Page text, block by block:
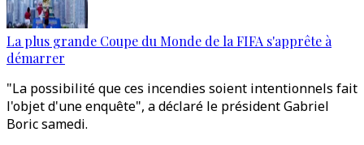
La plus grande Coupe du Monde de la FIFA s'apprête à
démarrer
"La possibilité que ces incendies soient intentionnels fait
l'objet d'une enquête", a déclaré le président Gabriel
Boric samedi.